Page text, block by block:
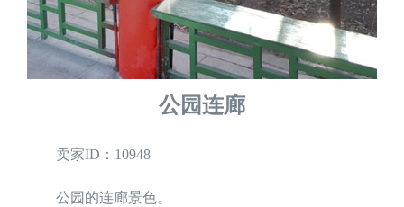
公园连廊
卖家ID：10948
公园的连廊景色。